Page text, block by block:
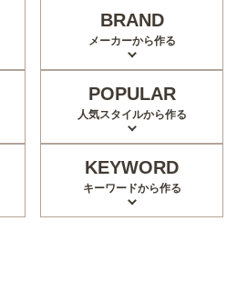
BRAND
メーカーから作る
POPULAR
人気スタイルから作る
KEYWORD
キーワードから作る